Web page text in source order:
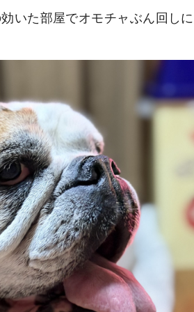
いた部屋でオモチャぶん回し